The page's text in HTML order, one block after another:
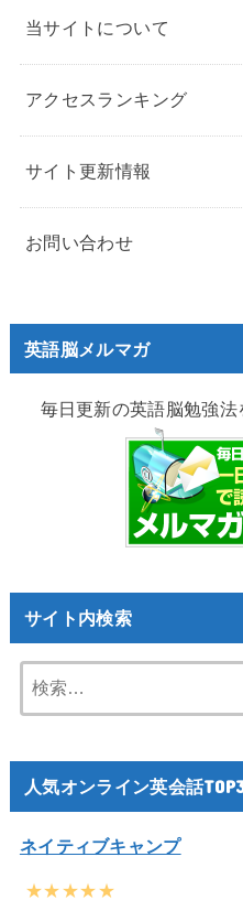
当サイトについて
アクセスランキング
サイト更新情報
お問い合わせ
英語脳メルマガ
毎日更新の英語脳勉強法
サイト内検索
人気オンライン英会話
ネイティブキャンプ
★★★★★